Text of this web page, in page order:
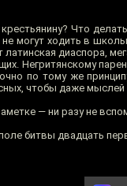
Что
могут ходить в
латинская диаспора,
Негритянскому
по тому же
чтобы даже
— ни разу не
битвы двадцать